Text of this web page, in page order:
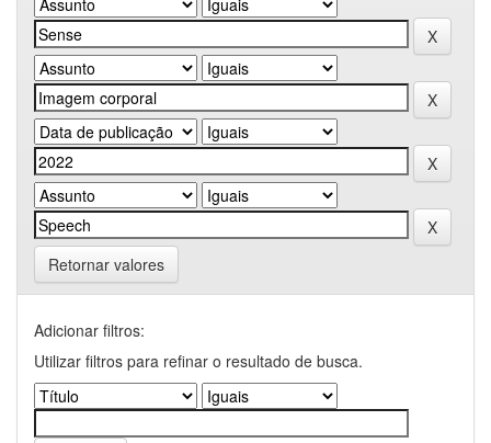
Retornar valores
Adicionar filtros:
Utilizar filtros para refinar o resultado de busca.